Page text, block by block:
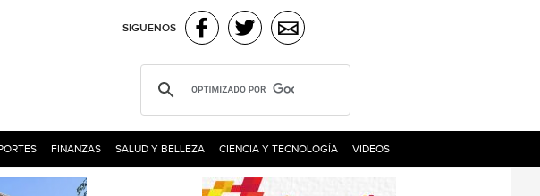
SIGUENOS
FINANZAS SALUD Y BELLEZA CIENCIA Y TECNOLOGÍA VIDEOS